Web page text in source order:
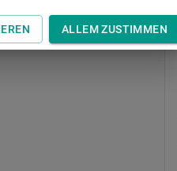
ALLEM ZUSTIMMEN